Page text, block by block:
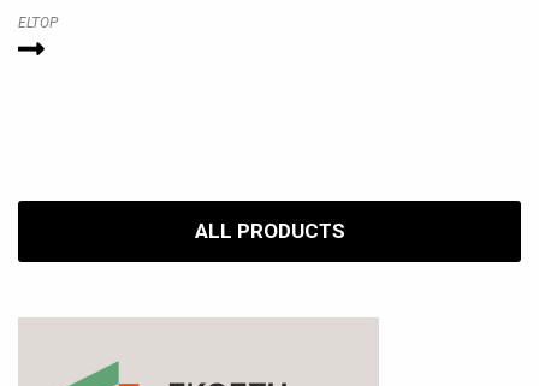
ELTOP
ALL PRODUCTS